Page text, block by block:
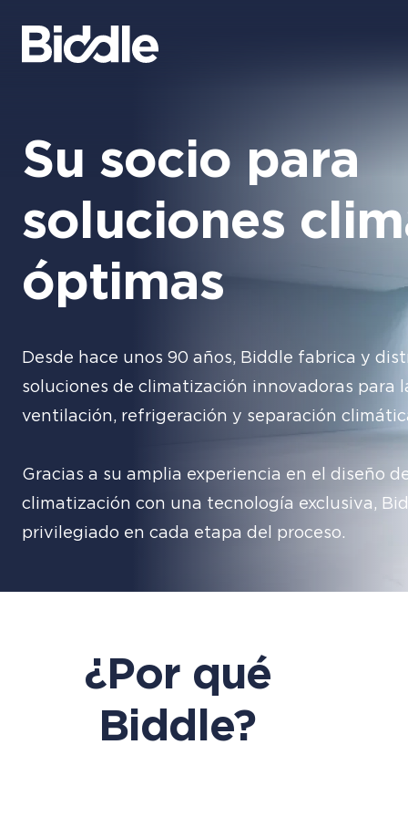
Su socio para
soluciones
óptimas
Desde hace unos 90 años, Biddle fabrica y
soluciones de climatización innovadoras para
ventilación, refrigeración y separación
Gracias a su amplia experiencia en el diseño
climatización con una tecnología exclusiva,
privilegiado en cada etapa del proceso.
¿Por qué
Biddle?